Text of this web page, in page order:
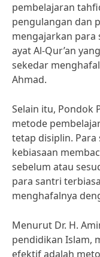
pembelajaran
pengulangan dan
mengajarkan
ayat Al-Qur’an
sekedar
Ahmad.
Selain itu, Pondok
metode
tetap disiplin.
kebiasaan
sebelum atau
para santri
menghafalnya
Menurut Dr. H.
pendidikan Islam,
efektif adalah